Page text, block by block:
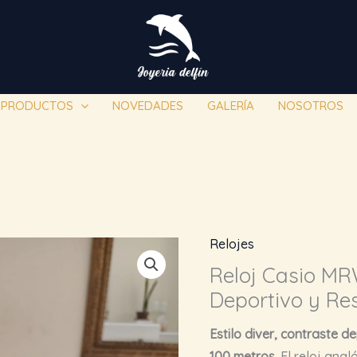
PRODUCTOS NOVEDADES GALERÍA NOSOTROS
Relojes
Reloj Casio
Deportivo y
Estilo diver, contraste